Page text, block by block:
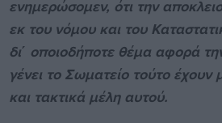
ενημερώσομεν, ότι την
εκ του νόμου και του
δι΄ οποιοδήποτε θέμα αφορά
γένει το Σωματείο τούτο έχουν
και τακτικά μέλη αυτού.